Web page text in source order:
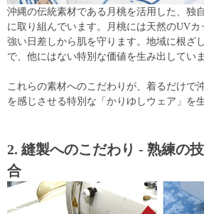
沖縄の伝統素材である月桃を活用した、独
に取り組んでいます。月桃には天然のUV
強い日差しから肌を守ります。地域に根ざ
で、他にはない特別な価値を生み出していま
これらの素材へのこだわりが、着るだけで
を感じさせる特別な「かりゆしウェア」を
2. 縫製へのこだわり - 熟練の
合